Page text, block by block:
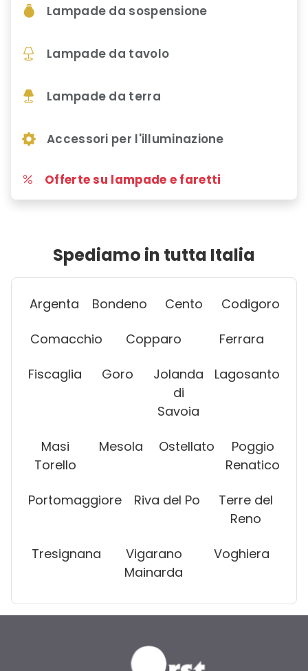
Lampade da sospensione
Lampade da tavolo
Lampade da terra
Accessori per l'illuminazione
Offerte su lampade e faretti
Spediamo in tutta Italia
Argenta Bondeno Cento Codigoro
Comacchio Copparo Ferrara
Fiscaglia Goro
Jolanda
di
Savoia
Lagosanto
Masi
Torello
Mesola Ostellato
Poggio
Renatico
Portomaggiore Riva del Po
Terre del
Reno
Tresignana
Vigarano
Mainarda
Voghiera